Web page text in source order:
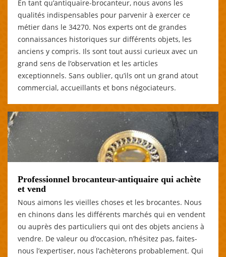
En tant qu’antiquaire-brocanteur, nous avons les
qualités indispensables pour parvenir à exercer ce
métier dans le 34270. Nos experts ont de grandes
connaissances historiques sur différents objets, les
anciens y compris. Ils sont tout aussi curieux avec un
grand sens de l’observation et les articles
exceptionnels. Sans oublier, qu’ils ont un grand atout
commercial, accueillants et bons négociateurs.
Professionnel brocanteur-antiquaire qui achète
et vend
Nous aimons les vieilles choses et les brocantes. Nous
en chinons dans les différents marchés qui en vendent
ou auprès des particuliers qui ont des objets anciens à
vendre. De valeur ou d’occasion, n’hésitez pas, faites-
nous l’expertiser, nous l’achèterons probablement. Qui